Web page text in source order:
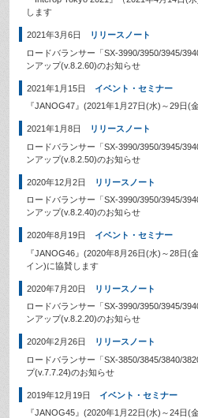
します
2021年3月6日
リリースノート
ロードバランサー「SX-3990/3950/3945/
ンアップ(v.8.2.60)のお知らせ
2021年1月15日
イベント・セミナー
『JANOG47』(2021年1月27日(水)～29日(
2021年1月8日
リリースノート
ロードバランサー「SX-3990/3950/3945/
ンアップ(v.8.2.50)のお知らせ
2020年12月2日
リリースノート
ロードバランサー「SX-3990/3950/3945/
ンアップ(v.8.2.40)のお知らせ
2020年8月19日
イベント・セミナー
『JANOG46』(2020年8月26日(水)～28日(
イン)に協賛します
2020年7月20日
リリースノート
ロードバランサー「SX-3990/3950/3945/
ンアップ(v.8.2.20)のお知らせ
2020年2月26日
リリースノート
ロードバランサー「SX-3850/3845/3840/
プ(v.7.7.24)のお知らせ
2019年12月19日
イベント・セミナー
『JANOG45』(2020年1月22日(水)～24日